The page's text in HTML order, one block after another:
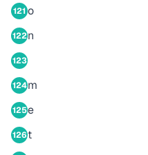
121o
122n
123
124m
125e
126t